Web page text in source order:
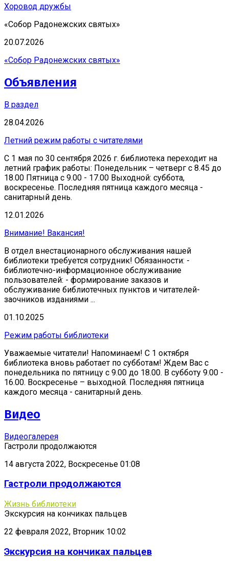
Хоровод дружбы
«Собор Радонежских святых»
20.07.2026
«Собор Радонежских святых»
Объявления
В раздел
28.04.2026
Летний режим работы с читателями
С 1 мая по 30 сентября 2026 г. библиотека переходит на
летний график работы: Понедельник – четверг с 8.45 до
18.00 Пятница с 9.00 - 17.00 Выходной: суббота,
воскресенье. Последняя пятница каждого месяца -
санитарный день.
12.01.2026
Внимание! Вакансия!
В отдел внестационарного обслуживания нашей
библиотеки требуется сотрудник! Обязанности: -
библиотечно-информационное обслуживание
пользователей: - формирование заказов и
обслуживание библиотечных пунктов и читателей-
заочников изданиями ...
01.10.2025
Режим работы библиотеки
Уважаемые читатели! Напоминаем! С 1 октября
библиотека вновь работает по субботам! Ждем Вас с
понедельника по пятницу с 9.00 до 18.00. В субботу 9.00 -
16.00. Воскресенье – выходной. Последняя пятница
каждого месяца - санитарный день.
Видео
Видеогалерея
Гастроли продолжаются
14 августа 2022, Воскресенье 01:08
Гастроли продолжаются
Жизнь библиотеки
Экскурсия на кончиках пальцев
22 февраля 2022, Вторник 10:02
Экскурсия на кончиках пальцев